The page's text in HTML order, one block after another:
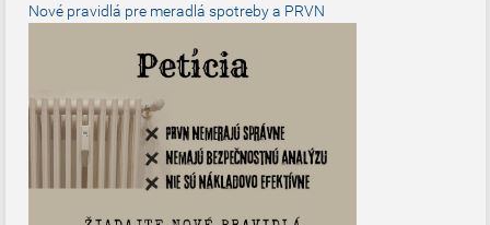
Nové pravidlá pre meradlá spotreby a PRVN